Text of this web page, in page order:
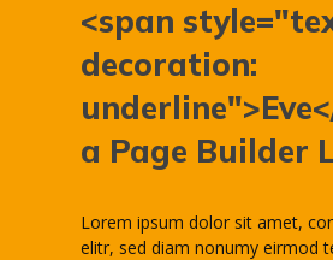
<span
decoration:
a Page Builder
Lorem ipsum dolor sit amet,
elitr, sed diam nonumy eirmod